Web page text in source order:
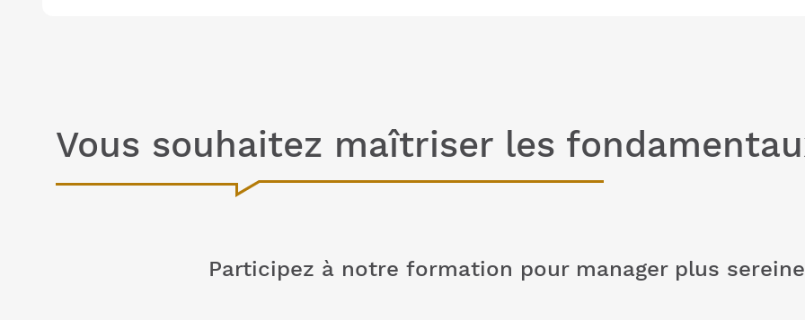
Vous souhaitez maîtriser les
Participez à notre formation pour manager plus